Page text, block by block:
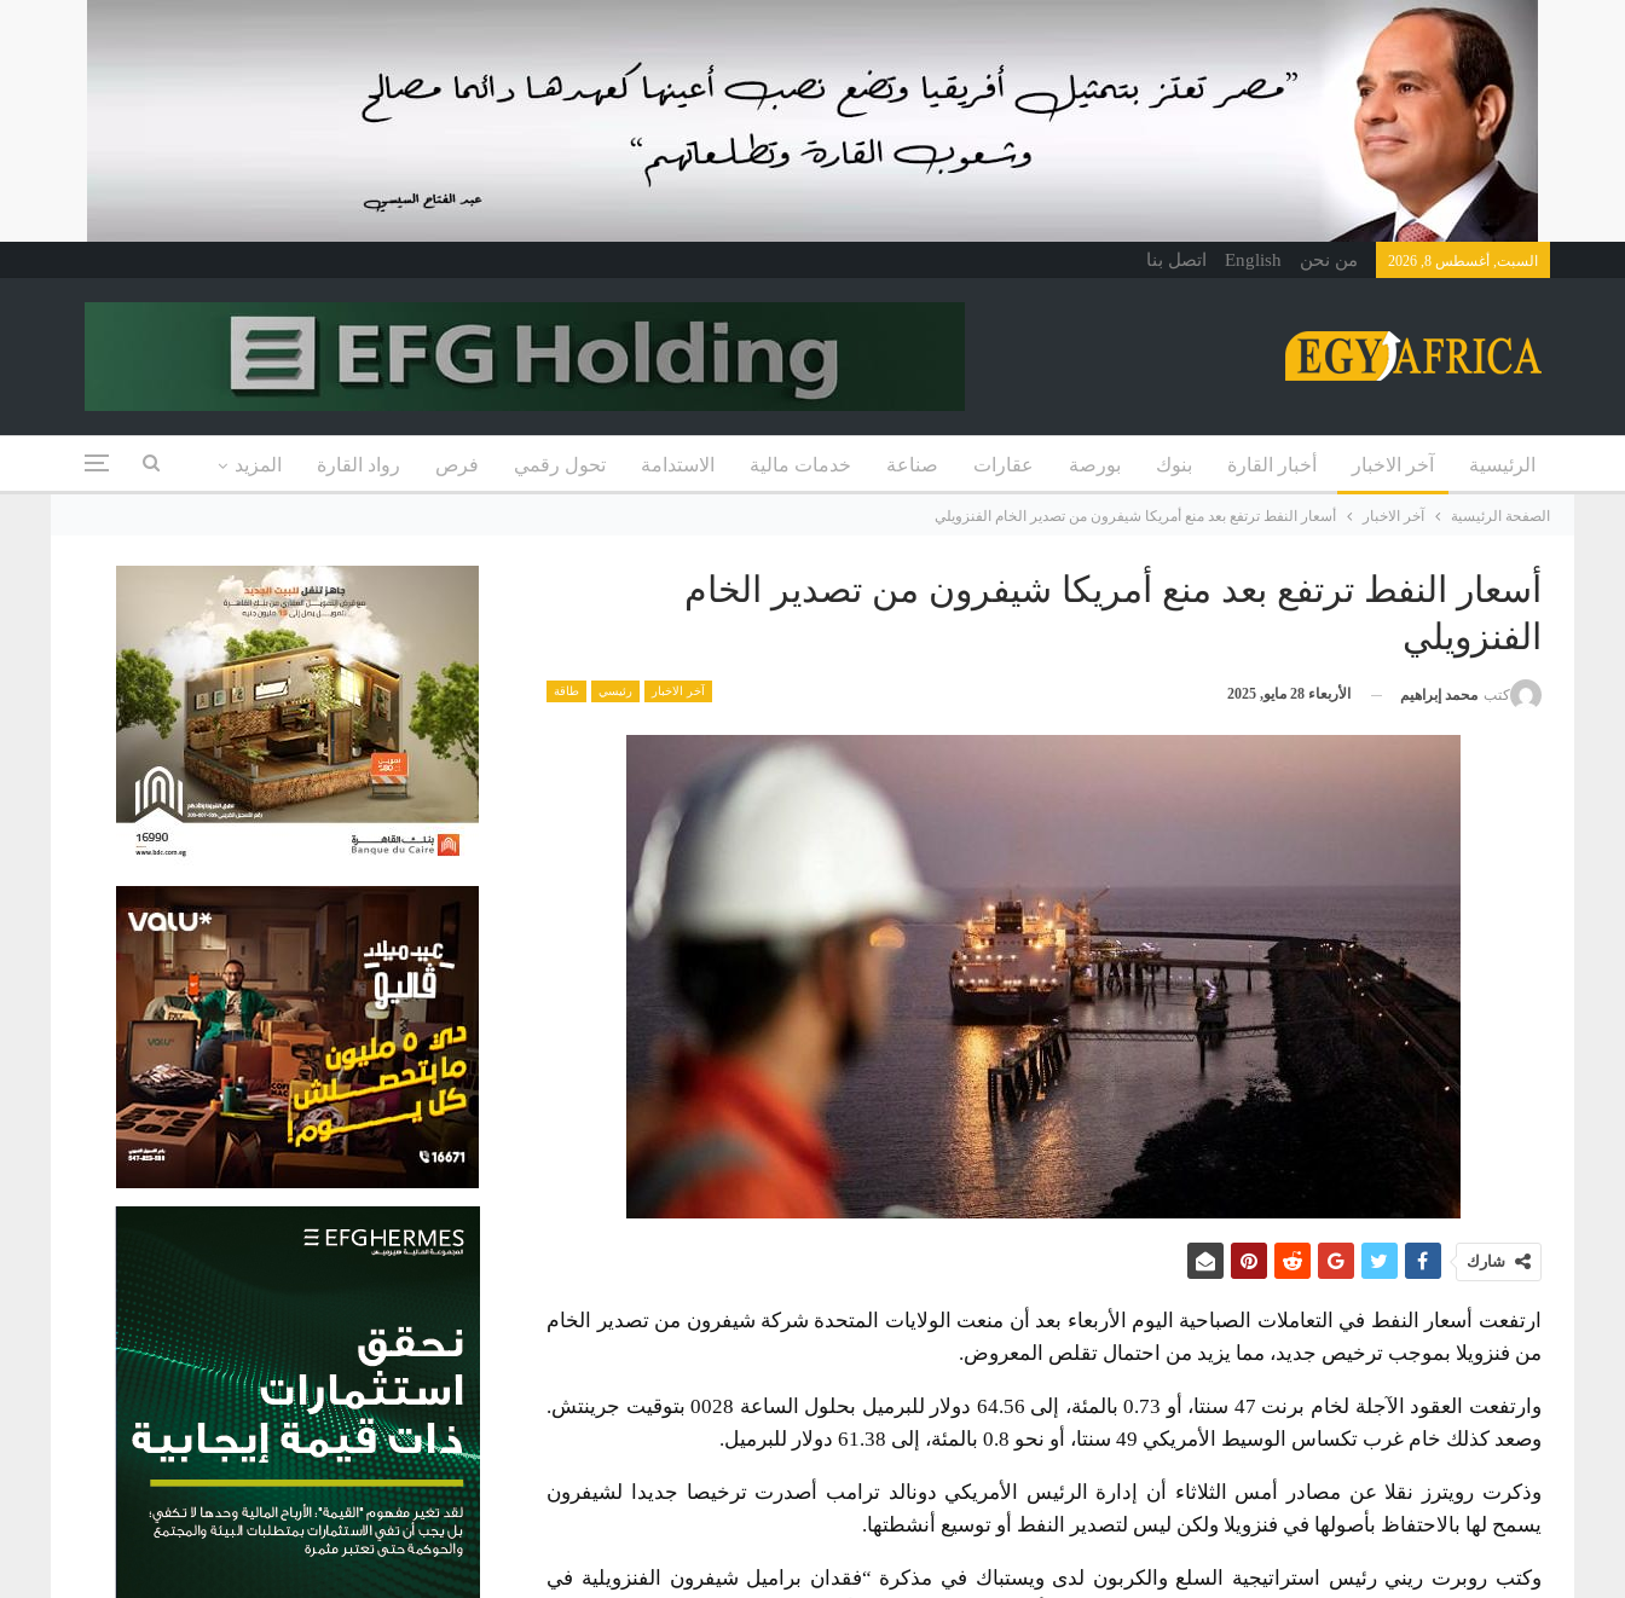
السبت, أغسطس 8, 2026 من نحن English اتصل بنا
الرئيسية آخر الاخبار أخبار القارة بنوك بورصة عقارات صناعة خدمات مالية الاستدامة تحول رقمي فرص رواد القارة المزيد
الصفحة الرئيسية آخر الاخبار أسعار النفط ترتفع بعد منع أمريكا شيفرون من تصدير الخام الفنزويلي
أسعار النفط ترتفع بعد منع أمريكا شيفرون من تصدير الخام
الفنزويلي
آخر الاخبار رئيسي طاقة كتب محمد إبراهيم الأربعاء 28 مايو, 2025
شارك
ارتفعت أسعار النفط في التعاملات الصباحية اليوم الأربعاء بعد أن منعت الولايات المتحدة شركة شيفرون من تصدير الخام
من فنزويلا بموجب ترخيص جديد، مما يزيد من احتمال تقلص المعروض.
وارتفعت العقود الآجلة لخام برنت 47 سنتا، أو 0.73 بالمئة، إلى 64.56 دولار للبرميل بحلول الساعة 0028 بتوقيت جرينتش.
وصعد كذلك خام غرب تكساس الوسيط الأمريكي 49 سنتا، أو نحو 0.8 بالمئة، إلى 61.38 دولار للبرميل.
وذكرت رويترز نقلا عن مصادر أمس الثلاثاء أن إدارة الرئيس الأمريكي دونالد ترامب أصدرت ترخيصا جديدا لشيفرون
يسمح لها بالاحتفاظ بأصولها في فنزويلا ولكن ليس لتصدير النفط أو توسيع أنشطتها.
وكتب روبرت ريني رئيس استراتيجية السلع والكربون لدى ويستباك في مذكرة “فقدان براميل شيفرون الفنزويلية في